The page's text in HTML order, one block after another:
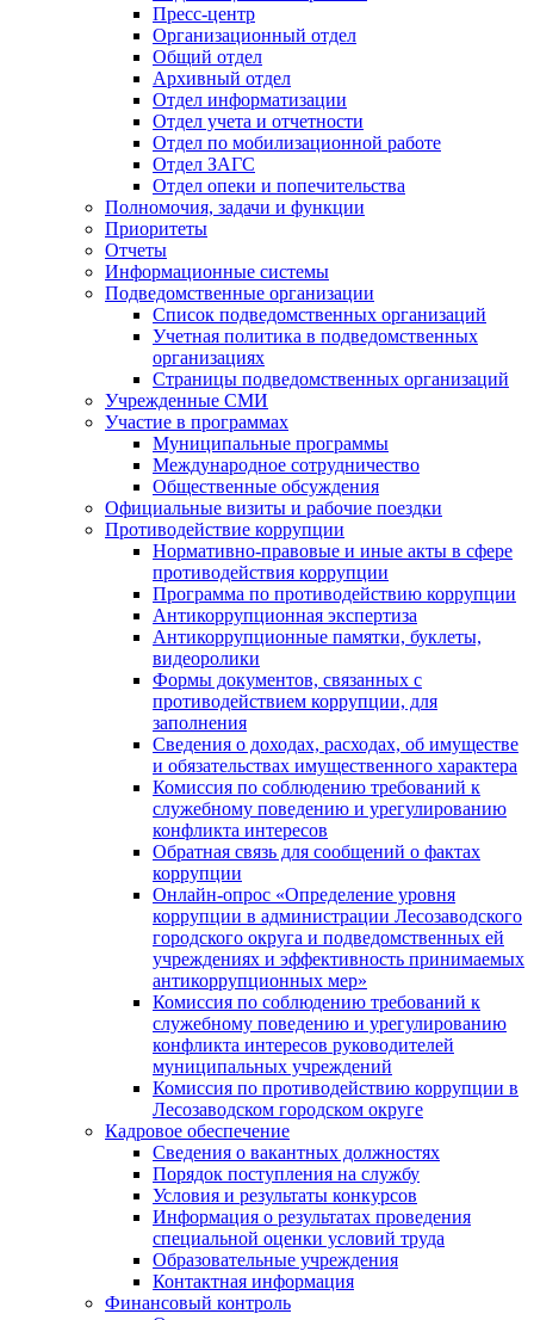
Пресс-центр
Организационный отдел
Общий отдел
Архивный отдел
Отдел информатизации
Отдел учета и отчетности
Отдел по мобилизационной работе
Отдел ЗАГС
Отдел опеки и попечительства
Полномочия, задачи и функции
Приоритеты
Отчеты
Информационные системы
Подведомственные организации
Список подведомственных организаций
Учетная политика в подведомственных
организациях
Страницы подведомственных организаций
Учрежденные СМИ
Участие в программах
Муниципальные программы
Международное сотрудничество
Общественные обсуждения
Официальные визиты и рабочие поездки
Противодействие коррупции
Нормативно-правовые и иные акты в сфере
противодействия коррупции
Программа по противодействию коррупции
Антикоррупционная экспертиза
Антикоррупционные памятки, буклеты,
видеоролики
Формы документов, связанных с
противодействием коррупции, для
заполнения
Сведения о доходах, расходах, об имуществе
и обязательствах имущественного характера
Комиссия по соблюдению требований к
служебному поведению и урегулированию
конфликта интересов
Обратная связь для сообщений о фактах
коррупции
Онлайн-опрос «Определение уровня
коррупции в администрации Лесозаводского
городского округа и подведомственных ей
учреждениях и эффективность принимаемых
антикоррупционных мер»
Комиссия по соблюдению требований к
служебному поведению и урегулированию
конфликта интересов руководителей
муниципальных учреждений
Комиссия по противодействию коррупции в
Лесозаводском городском округе
Кадровое обеспечение
Сведения о вакантных должностях
Порядок поступления на службу
Условия и результаты конкурсов
Информация о результатах проведения
специальной оценки условий труда
Образовательные учреждения
Контактная информация
Финансовый контроль